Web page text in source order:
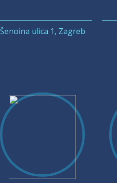
Šenoina ulica 1, Zagreb